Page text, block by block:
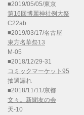
■2019/05/05/東京
第16回博麗神社例大祭
C22ab
■2019/03/17/名古屋
東方名華祭13
M-05
■2018/12/29-31
コミックマーケット95
抽選漏れ
■2018/11/11/京都
文々。新聞友の会
天-10